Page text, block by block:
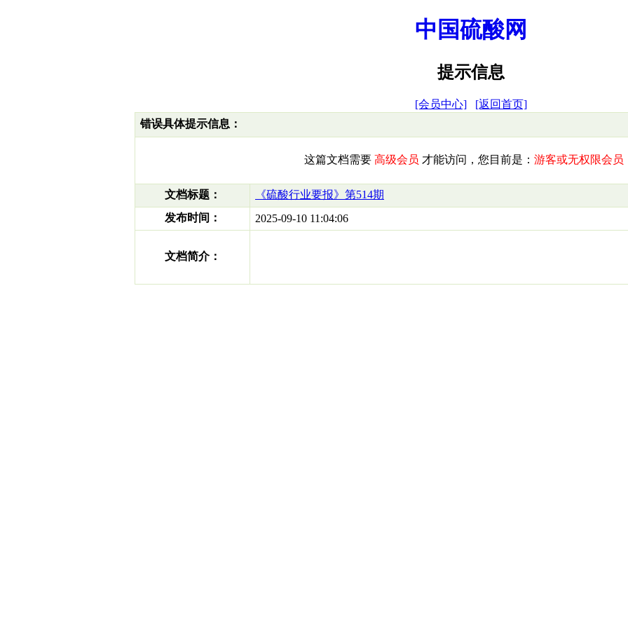
中国硫酸网
提示信息
[会员中心]
[返回首页]
错误具体提示信息：
这篇文档需要 高级会员 才能访问，您目前是： 游客或无权限会员
文档标题：
《硫酸行业要报》第514期
发布时间：
2025-09-10 11:04:06
文档简介：